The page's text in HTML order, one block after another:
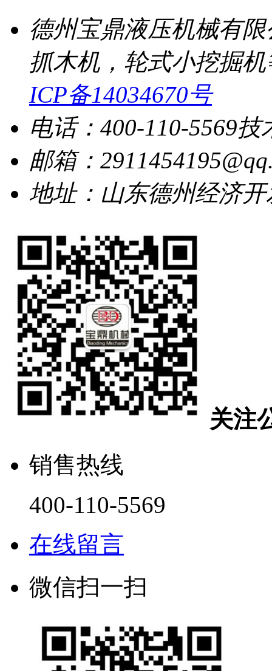
德州宝鼎液压机械有
抓木机，轮式小挖掘
ICP备14034670号
电话：400-110-5569技
邮箱：
地址：山东德州经济
关注
销售热线
400-110-5569
在线留言
微信扫一扫